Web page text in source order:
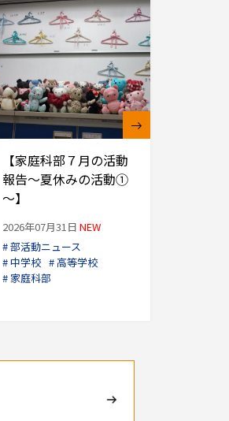
【家庭科部７月の活動
報告～夏休みの活動①
～】
2026年07月31日 NEW
# 部活動ニュース
# 中学校 # 高等学校
# 家庭科部